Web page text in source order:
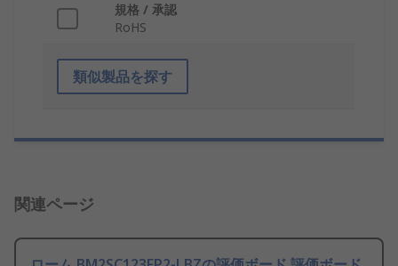
規格 / 承認
RoHS
類似製品を探す
関連ページ